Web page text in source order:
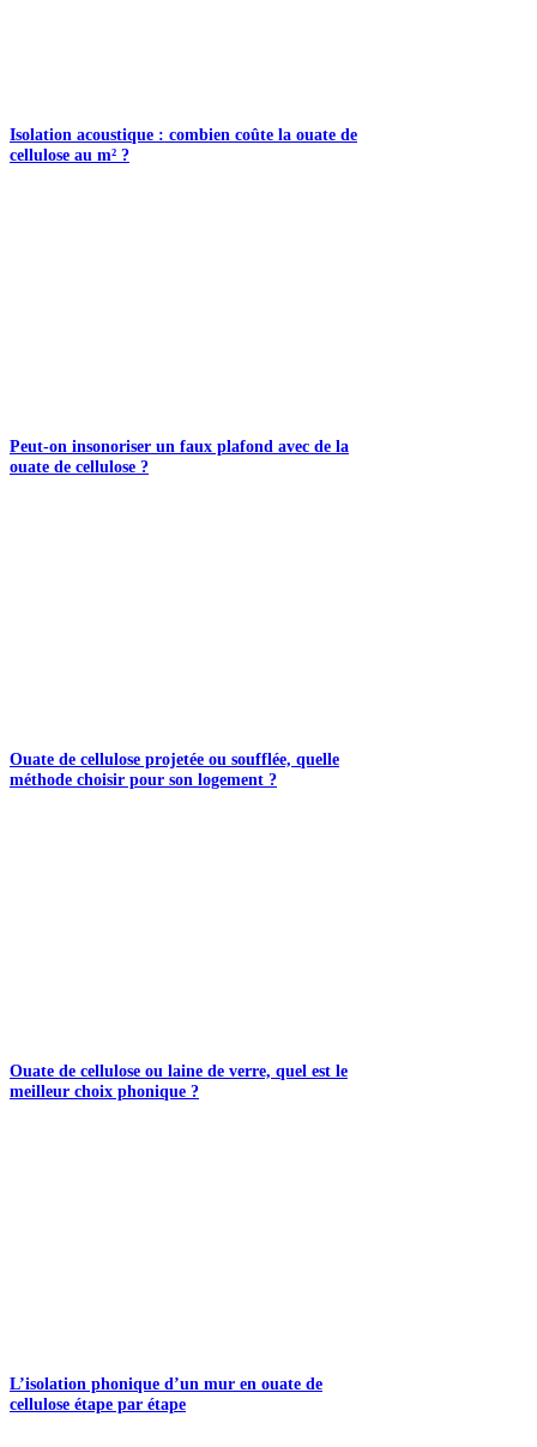
Isolation acoustique : combien coûte la ouate de
cellulose au m² ?
Peut-on insonoriser un faux plafond avec de la
ouate de cellulose ?
Ouate de cellulose projetée ou soufflée, quelle
méthode choisir pour son logement ?
Ouate de cellulose ou laine de verre, quel est le
meilleur choix phonique ?
L’isolation phonique d’un mur en ouate de
cellulose étape par étape